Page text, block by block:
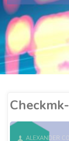
ALEXANDER